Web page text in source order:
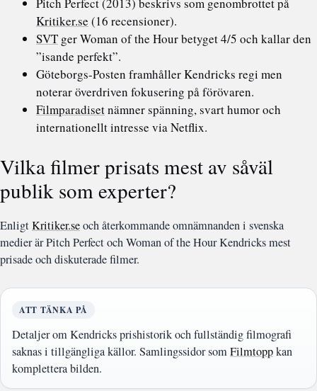
Kritiker.se (16 recensioner).
SVT ger Woman of the Hour betyget 4/5 och kallar den
”isande perfekt”.
Göteborgs-Posten framhåller Kendricks regi men
noterar överdriven fokusering på förövaren.
Filmparadisetnämner spänning, svart humor och
internationellt intresse via Netflix.
Vilka filmer prisats mest av såväl
publik som experter?
EnligtKritiker.seoch återkommande omnämnanden i svenska
medier är Pitch Perfect och Woman of the Hour Kendricks mest
prisade och diskuterade filmer.
ATT TÄNKA PÅ
Detaljer om Kendricks prishistorik och fullständig filmografi
saknas i tillgängliga källor. Samlingssidor somFilmtoppkan
komplettera bilden.